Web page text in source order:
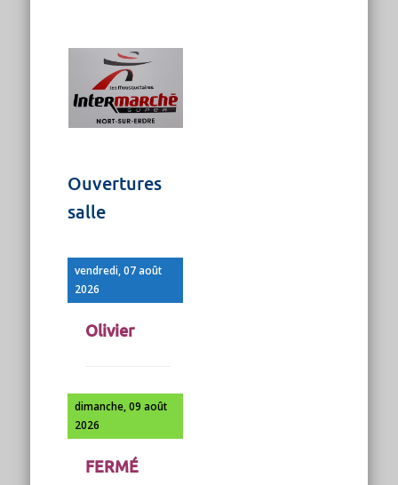
Ouvertures
salle
vendredi, 07 août
2026
Olivier
dimanche, 09 août
2026
FERMÉ